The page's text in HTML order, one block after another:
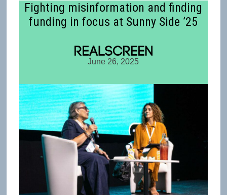
Fighting misinformation and finding
funding in focus at Sunny Side ’25
June 26, 2025